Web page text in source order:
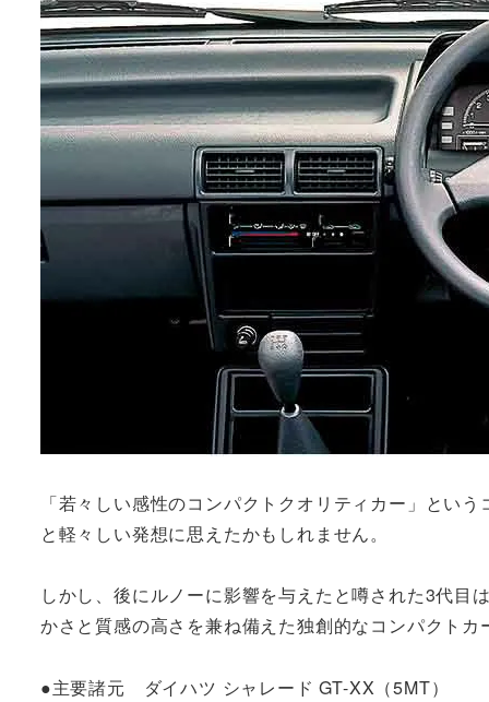
「若々しい感性のコンパクトクオリティカー」とい
と軽々しい発想に思えたかもしれません。
しかし、後にルノーに影響を与えたと噂された3代
かさと質感の高さを兼ね備えた独創的なコンパクトカ
●主要諸元 ダイハツ シャレード GT-XX（5MT）